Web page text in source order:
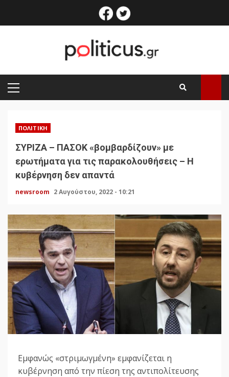
facebook
PRIMARY
MENU
ΠΟΛΙΤΙΚΉ
ΣΥΡΙΖΑ – ΠΑΣΟΚ «βομβαρδίζουν» με
ερωτήματα για τις παρακολουθήσεις – Η
κυβέρνηση δεν απαντά
newsroom 2 Αυγούστου, 2022 - 10:21
Εμφανώς «στριμωγμένη» εμφανίζεται η
κυβέρνηση από την πίεση της αντιπολίτευσης